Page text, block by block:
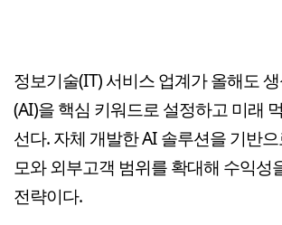
정보기술(IT) 서비스 업계가 올해도
(AI)을 핵심 키워드로 설정하고 미래
선다. 자체 개발한 AI 솔루션을 기반
모와 외부고객 범위를 확대해 수익성
전략이다.